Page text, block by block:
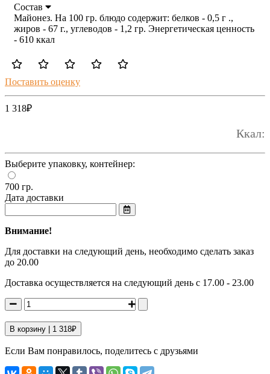
Состав
Майонез. На 100 гр. блюдо содержит: белков - 0,5 г .,
жиров - 67 г., углеводов - 1,2 гр. Энергетическая ценность
- 610 ккал
Поставить оценку
1 318₽
Ккал:
Выберите упаковку, контейнер:
700 гр.
Дата доставки
Внимание!
Для доставки на следующий день, необходимо сделать заказ
до 20.00
Доставка осуществляется на следующий день с 17.00 - 23.00
В корзину | 1 318₽
Если Вам понравилось, поделитесь с друзьями